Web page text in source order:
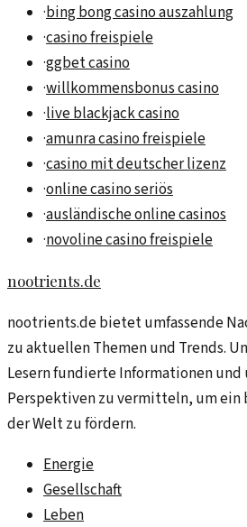
·bing bong casino auszahlung
·casino freispiele
·ggbet casino
·willkommensbonus casino
·live blackjack casino
·amunra casino freispiele
·casino mit deutscher lizenz
·online casino seriös
·ausländische online casinos
·novoline casino freispiele
nootrients.de
nootrients.de bietet umfassende
zu aktuellen Themen und Trends.
Lesern fundierte Informationen
Perspektiven zu vermitteln, um ein
der Welt zu fördern.
Energie
Gesellschaft
Leben